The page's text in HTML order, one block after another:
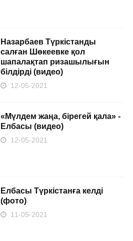
Назарбаев Түркістанды
салған Шөкеевке қол
шапалақтап ризашылығын
білдірді (видео)
12-05-2021
«Мүлдем жаңа, бірегей қала» -
Елбасы (видео)
12-05-2021
Елбасы Түркістанға келді
(фото)
11-05-2021